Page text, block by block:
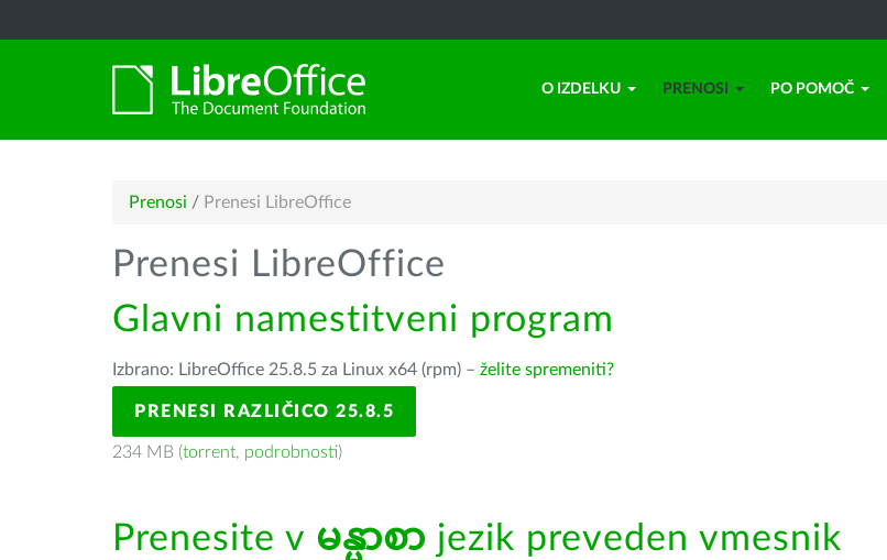
O IZDELKU PRENOSI PO POMOČ
Prenosi / Prenesi LibreOffice
Prenesi LibreOffice
Glavni namestitveni program
Izbrano: LibreOffice 25.8.5 za Linux x64 (rpm) – želite spremeniti?
PRENESI RAZLIČICO 25.8.5
234 MB (torrent, podrobnosti)
Prenesite v မန္မာစာ jezik preveden vmesnik